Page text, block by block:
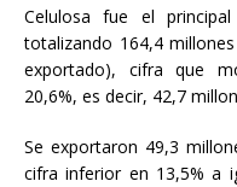
Celulosa fue el
totalizando 164,4
exportado), cifra que
20,6%, es decir, 42,7
Se exportaron 49,3
cifra inferior en 13,5% a